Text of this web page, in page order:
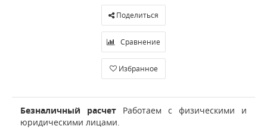
Поделиться
Сравнение
Избранное
Безналичный расчет Работаем с физическими и
юридическими лицами.